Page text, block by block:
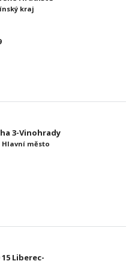
kraj
3-Vinohrady
Hlavní město
Liberec-